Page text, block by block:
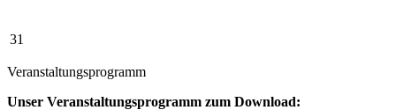
31
Veranstaltungsprogramm
Unser Veranstaltungsprogramm zum Download: